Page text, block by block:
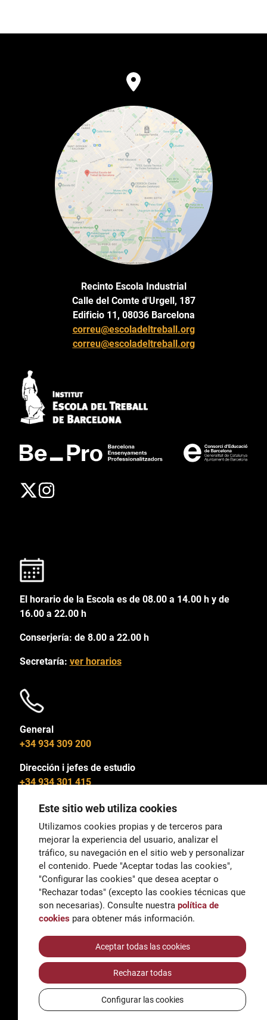
Recinto Escola Industrial
Calle del Comte d'Urgell, 187
Edificio 11, 08036 Barcelona
correu@escoladeltreball.org
correu@escoladeltreball.org
El horario de la Escola es de 08.00 a 14.00 h y de
16.00 a 22.00 h
Conserjería: de 8.00 a 22.00 h
Secretaría: ver horarios
General
+34 934 309 200
Dirección i jefes de estudio
+34 934 301 415
General
correu@escoladeltreball.org
Información
informacio@escoladeltreball.org
Trámites de secretaría
AccessibilidadAviso legal y Política de Privacidad
Política de cookies
Créditos
Este sitio web utiliza cookies
Utilizamos cookies propias y de terceros para
mejorar la experiencia del usuario, analizar el
tráfico, su navegación en el sitio web y personalizar
el contenido. Puede "Aceptar todas las cookies",
"Configurar las cookies" que desea aceptar o
"Rechazar todas" (excepto las cookies técnicas que
son necesarias). Consulte nuestra política de
cookies para obtener más información.
Aceptar todas las cookies
Rechazar todas
Configurar las cookies